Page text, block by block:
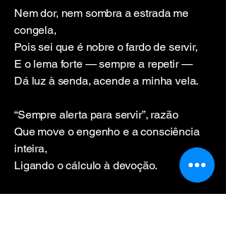
Nem dor, nem sombra a estrada me
congela,
Pois sei que é nobre o fardo de servir,
E o lema forte — sempre a repetir —
Dá luz à senda, acende a minha vela.
“Sempre alerta para servir”, razão
Que move o engenho e a consciência
inteira,
Ligando o cálculo à devoção.